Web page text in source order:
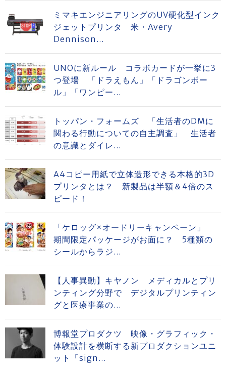
ミマキエンジニアリングのUV硬化型インク
ジェットプリンタ 米・Avery
Dennison...
UNOに新ルール コラボカードが一挙に3
つ登場 「ドラえもん」「ドラゴンボー
ル」「ワンピー...
トッパン・フォームズ 「生活者のDMに
関わる行動についての自主調査」 生活者
の意識とダイレ...
A4コピー用紙で立体造形できる本格的3D
プリンタとは？ 新製品は半額＆4倍のス
ピード！
「ケロッグ×オードリーキャンペーン」
期間限定パッケージがお面に？ 5種類の
シールからラジ...
【人事異動】キヤノン メディカルとプリ
ンティング分野で デジタルプリンティン
グと医療事業の...
博報堂プロダクツ 映像・グラフィック・
体験設計を横断する新プロダクションユニ
ット「sign...